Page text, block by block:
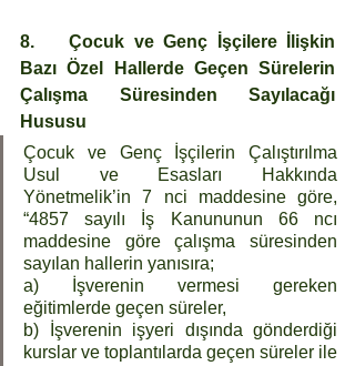
8.	Çocuk ve Genç İşçilere İlişkin
Bazı Özel Hallerde Geçen Sürelerin
Çalışma Süresinden Sayılacağı
Hususu
Çocuk ve Genç İşçilerin Çalıştırılma
Usul ve Esasları Hakkında
Yönetmelik’in 7 nci maddesine göre,
“4857 sayılı İş Kanununun 66 ncı
maddesine göre çalışma süresinden
sayılan hallerin yanısıra;
a) İşverenin vermesi gereken
eğitimlerde geçen süreler,
b) İşverenin işyeri dışında gönderdiği
kurslar ve toplantılarda geçen süreler ile